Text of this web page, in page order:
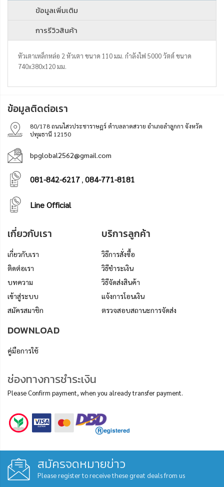
ข้อมูลเพิ่มเติม
การรีวิวสินค้า
หัวเตาเหล็กหล่อ 2 หัวเตา ขนาด 110 มม. กำลังไฟ 5000 วัตต์ ขนาด
740x380x120 มม.
ข้อมูลติดต่อเรา
80/178 ถนนไสวประชาราษฎร์ ตำบลลาดสวาย อำเภอลำลูกกา จังหวัด
ปทุมธานี 12150
bpglobal2562@gmail.com
081-842-6217 , 084-771-8181
Line Official
เกี่ยวกับเรา
เกี่ยวกับเรา
ติดต่อเรา
บทความ
เข้าสู่ระบบ
สมัครสมาชิก
บริการลูกค้า
วิธีการสั่งซื้อ
วิธีชำระเงิน
วิธีจัดส่งสินค้า
แจ้งการโอนเงิน
ตรวจสอบสถานะการจัดส่ง
DOWNLOAD
คู่มือการใช้
ช่องทางการชำระเงิน
Please Confirm payment, when you already transfer payment.
สมัครจดหมายข่าว
Please register to receive these great deals from us